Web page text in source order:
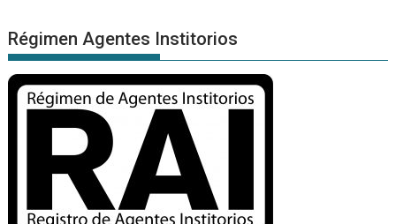
Régimen Agentes Institorios